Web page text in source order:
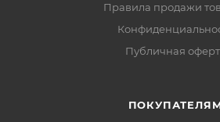
Правила продажи
Публичная